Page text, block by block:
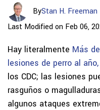
ByStan H. Freeman
Last Modified on Feb 06,
Hay literalmente Más
lesiones de perro al año,
los CDC; las lesiones
rasguños o
algunos ataques